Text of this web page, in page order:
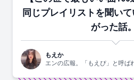
同じプレイリストを聞い
がった話。
もえか
エンの広報。「もえぴ」と呼ば